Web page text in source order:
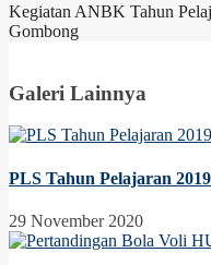
Kegiatan ANBK Tahun
Gombong
Galeri Lainnya
PLS Tahun Pelajaran
29 November 2020